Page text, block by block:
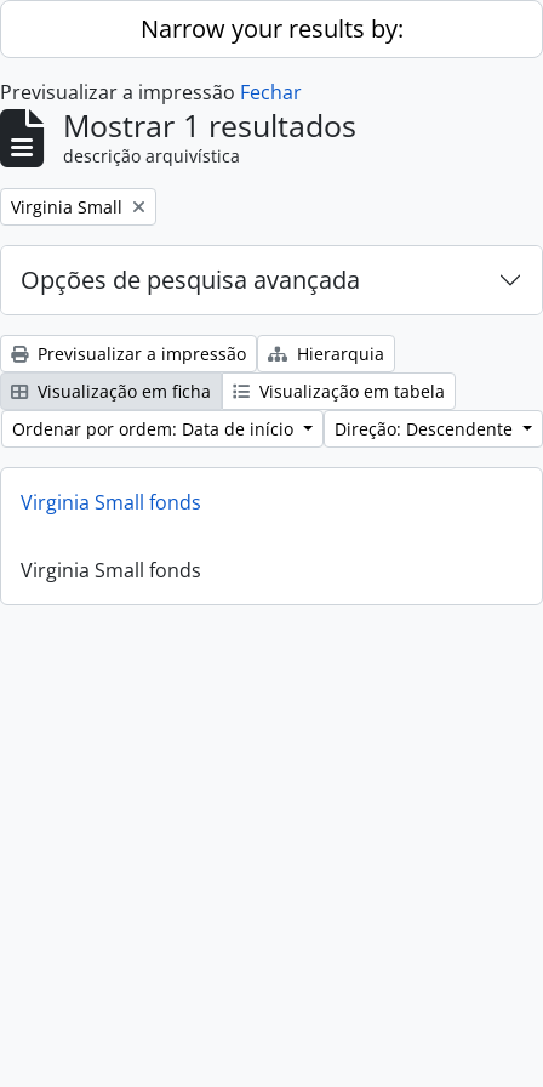
Skip to main contentNarrow your results by:
Previsualizar a impressão Fechar
Mostrar 1 resultados
descrição arquivística
Remove filter:
Virginia Small
Opções de pesquisa avançada
Previsualizar a impressão
Hierarquia
Visualização em ficha
Visualização em tabela
Ordenar por ordem: Data de início
Direção: Descendente
Virginia Small fonds
Virginia Small fonds